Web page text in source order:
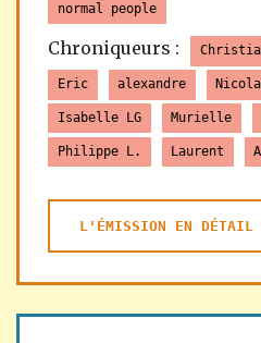
normal people
Chroniqueurs :
Eric alexandre
Isabelle LG Murielle
Philippe L. Laurent
L'ÉMISSION EN DÉTAIL